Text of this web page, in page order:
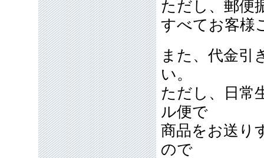
ただし、郵便
すべてお客様
また、代金引
い。
ただし、日常
ル便で
商品をお送り
ので